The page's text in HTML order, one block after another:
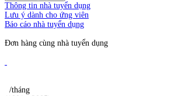
Thông tin nhà tuyển dụng
Lưu ý dành cho ứng viên
Báo cáo nhà tuyển dụng
Đơn hàng cùng nhà tuyển dụng
/tháng